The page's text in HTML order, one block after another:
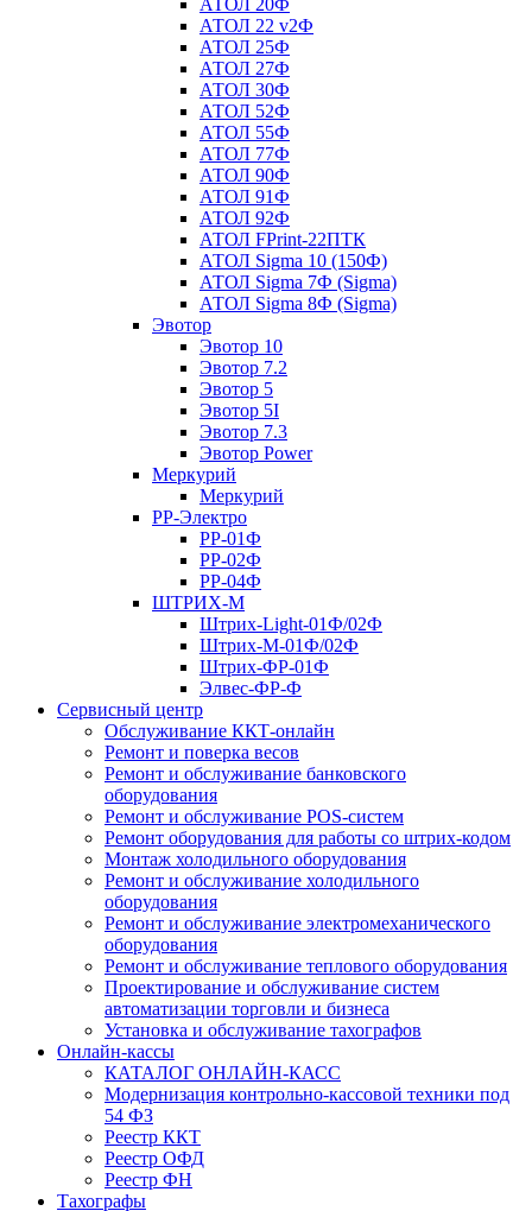
АТОЛ 20Ф
АТОЛ 22 v2Ф
АТОЛ 25Ф
АТОЛ 27Ф
АТОЛ 30Ф
АТОЛ 52Ф
АТОЛ 55Ф
АТОЛ 77Ф
АТОЛ 90Ф
АТОЛ 91Ф
АТОЛ 92Ф
АТОЛ FPrint-22ПТК
АТОЛ Sigma 10 (150Ф)
АТОЛ Sigma 7Ф (Sigma)
АТОЛ Sigma 8Ф (Sigma)
Эвотор
Эвотор 10
Эвотор 7.2
Эвотор 5
Эвотор 5I
Эвотор 7.3
Эвотор Power
Меркурий
Меркурий
РР-Электро
РР-01Ф
РР-02Ф
РР-04Ф
ШТРИХ-М
Штрих-Light-01Ф/02Ф
Штрих-М-01Ф/02Ф
Штрих-ФР-01Ф
Элвес-ФР-Ф
Сервисный центр
Обслуживание ККТ-онлайн
Ремонт и поверка весов
Ремонт и обслуживание банковского
оборудования
Ремонт и обслуживание POS-систем
Ремонт оборудования для работы со штрих-кодом
Монтаж холодильного оборудования
Ремонт и обслуживание холодильного
оборудования
Ремонт и обслуживание электромеханического
оборудования
Ремонт и обслуживание теплового оборудования
Проектирование и обслуживание систем
автоматизации торговли и бизнеса
Установка и обслуживание тахографов
Онлайн-кассы
КАТАЛОГ ОНЛАЙН-КАСС
Модернизация контрольно-кассовой техники под
54 ФЗ
Реестр ККТ
Реестр ОФД
Реестр ФН
Тахографы